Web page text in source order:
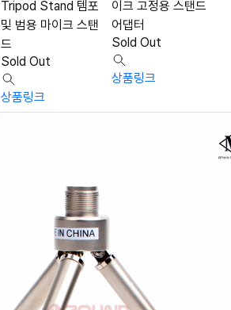
Tripod Stand 템포
및 범용 마이크 스탠
드
Sold Out
상품링크
이크 고정용 스탠드
어댑터
Sold Out
상품링크